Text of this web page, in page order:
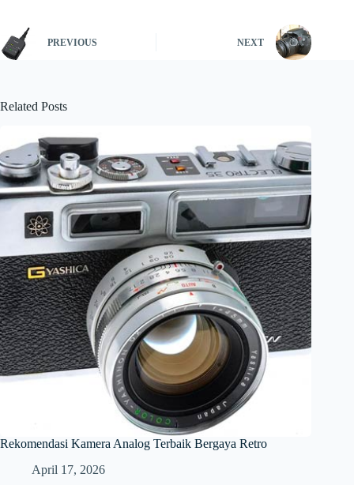
PREVIOUS NEXT
Related Posts
Rekomendasi Kamera Analog Terbaik Bergaya Retro
April 17, 2026